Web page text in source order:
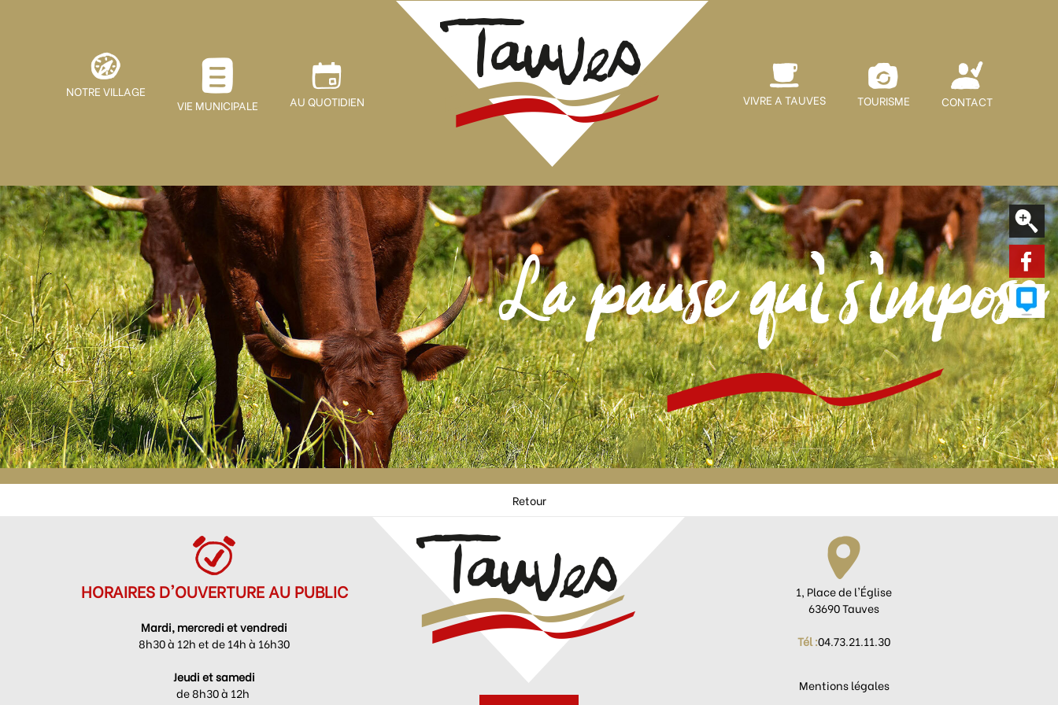
NOTRE VILLAGE
VIE MUNICIPALE
AU QUOTIDIEN VIVRE A TAUVES TOURISME CONTACT
La pause qui s'impose
Retour
HORAIRES D'OUVERTURE AU PUBLIC
Mardi, mercredi et vendredi
8h30 à 12h et de 14h à 16h30
Jeudi et samedi
de 8h30 à 12h
1, Place de l'Église
63690 Tauves
Tél :04.73.21.11.30
Mentions légales